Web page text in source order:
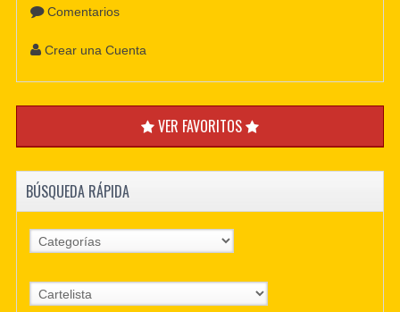
Comentarios
Crear una Cuenta
VER FAVORITOS
BÚSQUEDA RÁPIDA